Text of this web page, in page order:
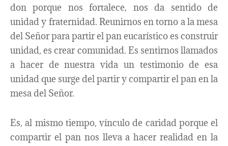
don porque nos fortalece, nos da sentido de
unidad y fraternidad. Reunirnos en torno a la mesa
del Señor para partir el pan eucarístico es construir
unidad, es crear comunidad. Es sentirnos llamados
a hacer de nuestra vida un testimonio de esa
unidad que surge del partir y compartir el pan en la
mesa del Señor.
Es, al mismo tiempo, vínculo de caridad porque el
compartir el pan nos lleva a hacer realidad en la